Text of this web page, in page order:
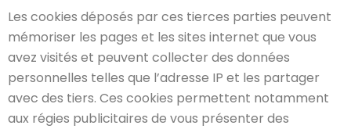
Les cookies déposés par ces tierces parties peuvent
mémoriser les pages et les sites internet que vous
avez visités et peuvent collecter des données
personnelles telles que l’adresse IP et les partager
avec des tiers. Ces cookies permettent notamment
aux régies publicitaires de vous présenter des